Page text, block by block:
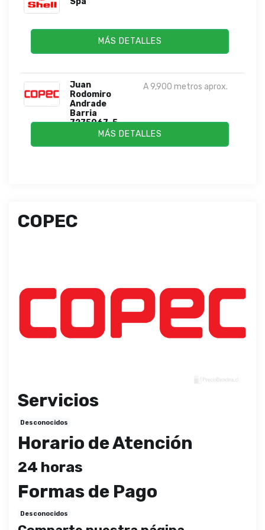
MÁS DETALLES
Juan
Rodomiro
Andrade
Barria
7275067-5
A 9,900 metros aprox.
MÁS DETALLES
COPEC
Servicios
Desconocidos
Horario de Atención
24 horas
Formas de Pago
Desconocidos